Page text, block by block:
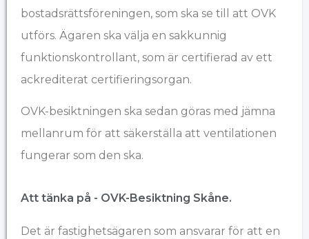
bostadsrättsföreningen, som ska se till att OVK
utförs. Ägaren ska välja en sakkunnig
funktionskontrollant, som är certifierad av ett
ackrediterat certifieringsorgan.
OVK-besiktningen ska sedan göras med jämna
mellanrum för att säkerställa att ventilationen
fungerar som den ska.
Att tänka på - OVK-Besiktning ​Skåne.
Det är fastighetsägaren som ansvarar för att en